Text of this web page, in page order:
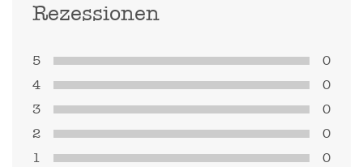
Rezessionen
5
0
4
0
3
0
2
0
1
0